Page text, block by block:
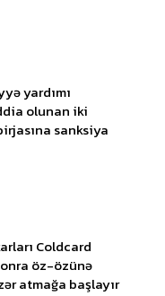
yardımı
olunan iki
sanksiya
Coldcard
öz-özünə
atmağa başlayır